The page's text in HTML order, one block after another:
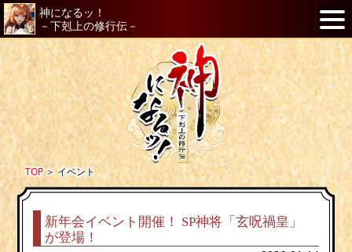
神になるッ！
－下剋上の修行伝－
TOP＞イベント
新年会イベント開催！ SP神将「玄呪禍皇」
が登場！